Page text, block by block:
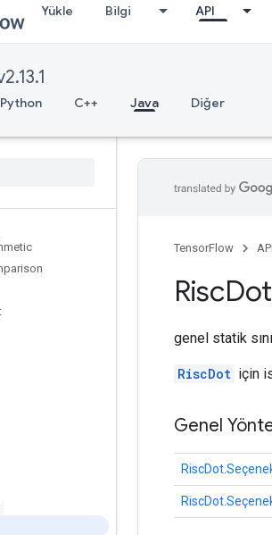
Yükle Bilgi API
Python C++ Java Diğer
TensorFlow API
RiscDot
genel statik
RiscDot için
Genel